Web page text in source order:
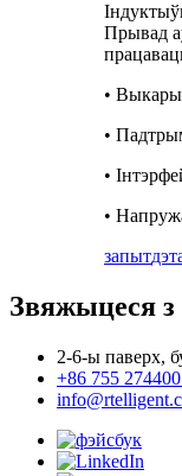
Прывад
•
•
•
•
запыт
Звяжыцеся з
2-6-ы паверх,
+86 755